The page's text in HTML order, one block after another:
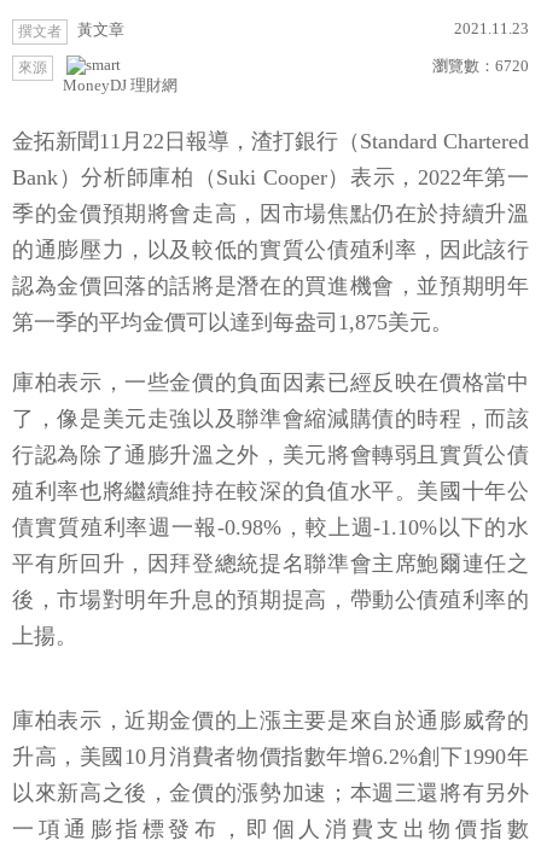
撰文者 黃文章 2021.11.23
來源
MoneyDJ 理財網
瀏覽數： 6720
金拓新聞11月22日報導，渣打銀行（Standard Chartered
Bank）分析師庫柏（Suki Cooper）表示，2022年第一
季的金價預期將會走高，因市場焦點仍在於持續升溫
的通膨壓力，以及較低的實質公債殖利率，因此該行
認為金價回落的話將是潛在的買進機會，並預期明年
第一季的平均金價可以達到每盎司1,875美元。
庫柏表示，一些金價的負面因素已經反映在價格當中
了，像是美元走強以及聯準會縮減購債的時程，而該
行認為除了通膨升溫之外，美元將會轉弱且實質公債
殖利率也將繼續維持在較深的負值水平。美國十年公
債實質殖利率週一報-0.98%，較上週-1.10%以下的水
平有所回升，因拜登總統提名聯準會主席鮑爾連任之
後，市場對明年升息的預期提高，帶動公債殖利率的
上揚。
庫柏表示，近期金價的上漲主要是來自於通膨威脅的
升高，美國10月消費者物價指數年增6.2%創下1990年
以來新高之後，金價的漲勢加速；本週三還將有另外
一項通膨指標發布，即個人消費支出物價指數